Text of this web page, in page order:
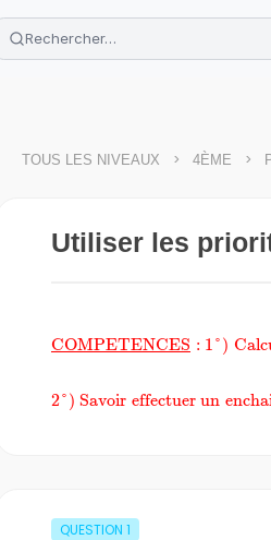
🌴Cahier de vacances offert:
Télécharge ton PDF gratuit et
TOUS LES NIVEAUX > 4ÈME >
Utiliser les
COMPETENCES : 1°)
2°) Savoir effectuer un
QUESTION 1